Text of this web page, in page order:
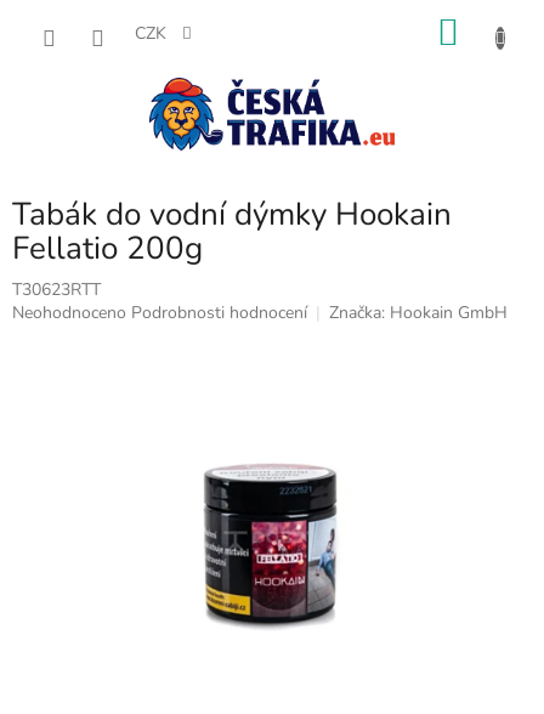
CZK
Tabák do vodní dýmky Hookain
Fellatio 200g
T30623RTT
Průměrné
Neohodnoceno Podrobnosti hodnocení Značka: Hookain GmbH